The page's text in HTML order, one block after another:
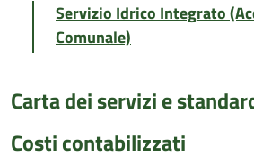
Servizio Idrico Integrato
Comunale)
Carta dei servizi e
Costi contabilizzati